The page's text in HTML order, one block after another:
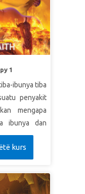
1
ibunya tiba
penyakit
mengapa
ibunya dan
jika sesuatu
Superbook
Roma pada
anak bertemu
bernama
kurs